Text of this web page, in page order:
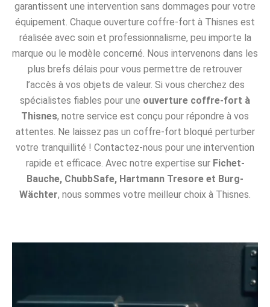
garantissent une intervention sans dommages pour votre
équipement. Chaque ouverture coffre-fort à Thisnes est
réalisée avec soin et professionnalisme, peu importe la
marque ou le modèle concerné. Nous intervenons dans les
plus brefs délais pour vous permettre de retrouver
l’accès à vos objets de valeur. Si vous cherchez des
spécialistes fiables pour une ouverture coffre-fort à
Thisnes, notre service est conçu pour répondre à vos
attentes. Ne laissez pas un coffre-fort bloqué perturber
votre tranquillité ! Contactez-nous pour une intervention
rapide et efficace. Avec notre expertise sur Fichet-
Bauche, ChubbSafe, Hartmann Tresore et Burg-
Wächter, nous sommes votre meilleur choix à Thisnes.